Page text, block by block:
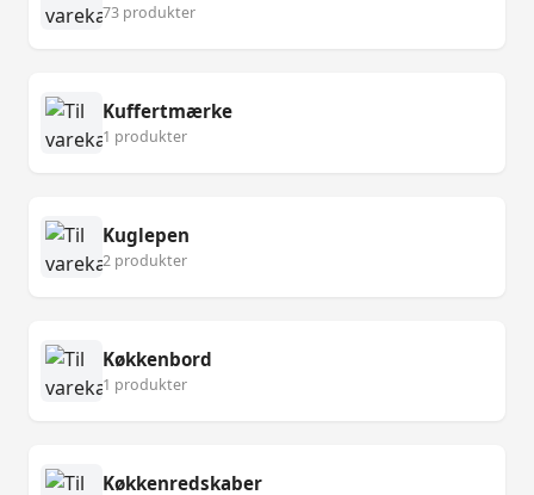
73 produkter
Kuffertmærke
1 produkter
Kuglepen
2 produkter
Køkkenbord
1 produkter
Køkkenredskaber